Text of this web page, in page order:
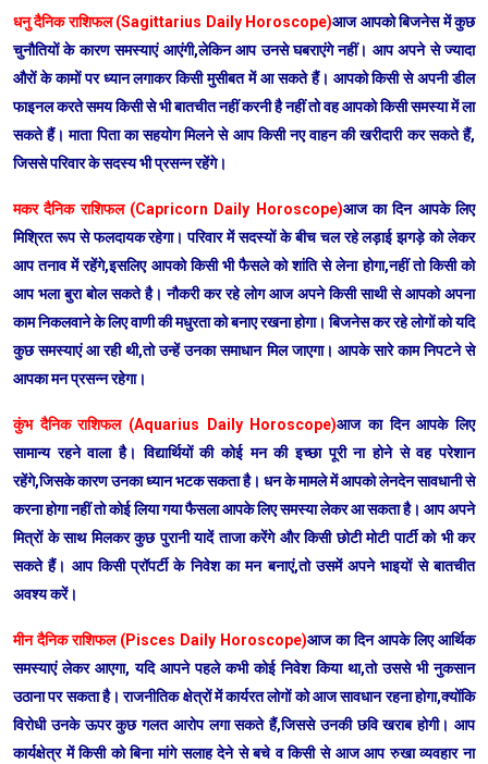
धनु दैनिक राशिफल (Sagittarius Daily Horoscope)आज आपको बिजनेस में कुछ
चुनौतियों के कारण समस्याएं आएंगी,लेकिन आप उनसे घबराएंगे नहीं। आप अपने से ज्यादा
औरों के कामों पर ध्यान लगाकर किसी मुसीबत में आ सकते हैं। आपको किसी से अपनी डील
फाइनल करते समय किसी से भी बातचीत नहीं करनी है नहीं तो वह आपको किसी समस्या में ला
सकते हैं। माता पिता का सहयोग मिलने से आप किसी नए वाहन की खरीदारी कर सकते हैं,
जिससे परिवार के सदस्य भी प्रसन्न रहेंगे।
मकर दैनिक राशिफल (Capricorn Daily Horoscope)आज का दिन आपके लिए
मिश्रित रूप से फलदायक रहेगा। परिवार में सदस्यों के बीच चल रहे लड़ाई झगड़े को लेकर
आप तनाव में रहेंगे,इसलिए आपको किसी भी फैसले को शांति से लेना होगा,नहीं तो किसी को
आप भला बुरा बोल सकते है। नौकरी कर रहे लोग आज अपने किसी साथी से आपको अपना
काम निकलवाने के लिए वाणी की मधुरता को बनाए रखना होगा। बिजनेस कर रहे लोगों को यदि
कुछ समस्याएं आ रही थी,तो उन्हें उनका समाधान मिल जाएगा। आपके सारे काम निपटने से
आपका मन प्रसन्न रहेगा।
कुंभ दैनिक राशिफल (Aquarius Daily Horoscope)आज का दिन आपके लिए
सामान्य रहने वाला है। विद्यार्थियों की कोई मन की इच्छा पूरी ना होने से वह परेशान
रहेंगे,जिसके कारण उनका ध्यान भटक सकता है। धन के मामले में आपको लेनदेन सावधानी से
करना होगा नहीं तो कोई लिया गया फैसला आपके लिए समस्या लेकर आ सकता है। आप अपने
मित्रों के साथ मिलकर कुछ पुरानी यादें ताजा करेंगे और किसी छोटी मोटी पार्टी को भी कर
सकते हैं। आप किसी प्रॉपर्टी के निवेश का मन बनाएं,तो उसमें अपने भाइयों से बातचीत
अवश्य करें।
मीन दैनिक राशिफल (Pisces Daily Horoscope)आज का दिन आपके लिए आर्थिक
समस्याएं लेकर आएगा, यदि आपने पहले कभी कोई निवेश किया था,तो उससे भी नुकसान
उठाना पर सकता है। राजनीतिक क्षेत्रों में कार्यरत लोगों को आज सावधान रहना होगा,क्योंकि
विरोधी उनके ऊपर कुछ गलत आरोप लगा सकते हैं,जिससे उनकी छवि खराब होगी। आप
कार्यक्षेत्र में किसी को बिना मांगे सलाह देने से बचे व किसी से आज आप रुखा व्यवहार ना